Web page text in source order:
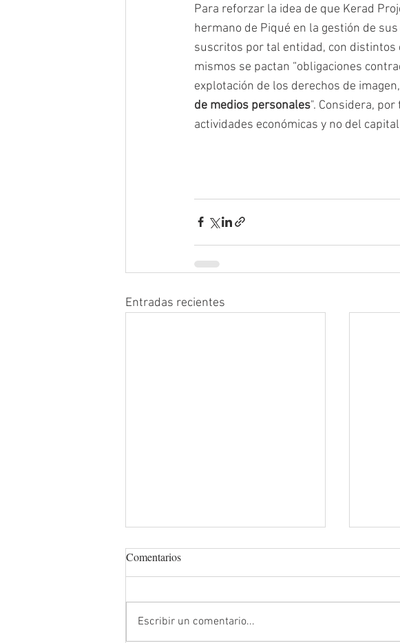
Para reforzar la idea de que Kerad
hermano de Piqué en la gestión de
suscritos por tal entidad, con
mismos se pactan “obligaciones
explotación de los derechos de
de medios personales". Considera,
actividades económicas y no del
Entradas recientes
Comentarios
Escribir un comentario...